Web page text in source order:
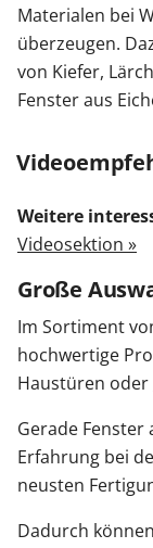
Materialen bei
überzeugen.
von Kiefer,
Fenster aus
Weitere
Videosektion »
Große
Im Sortiment
hochwertige
Haustüren oder
Gerade
Erfahrung bei
neusten
Dadurch